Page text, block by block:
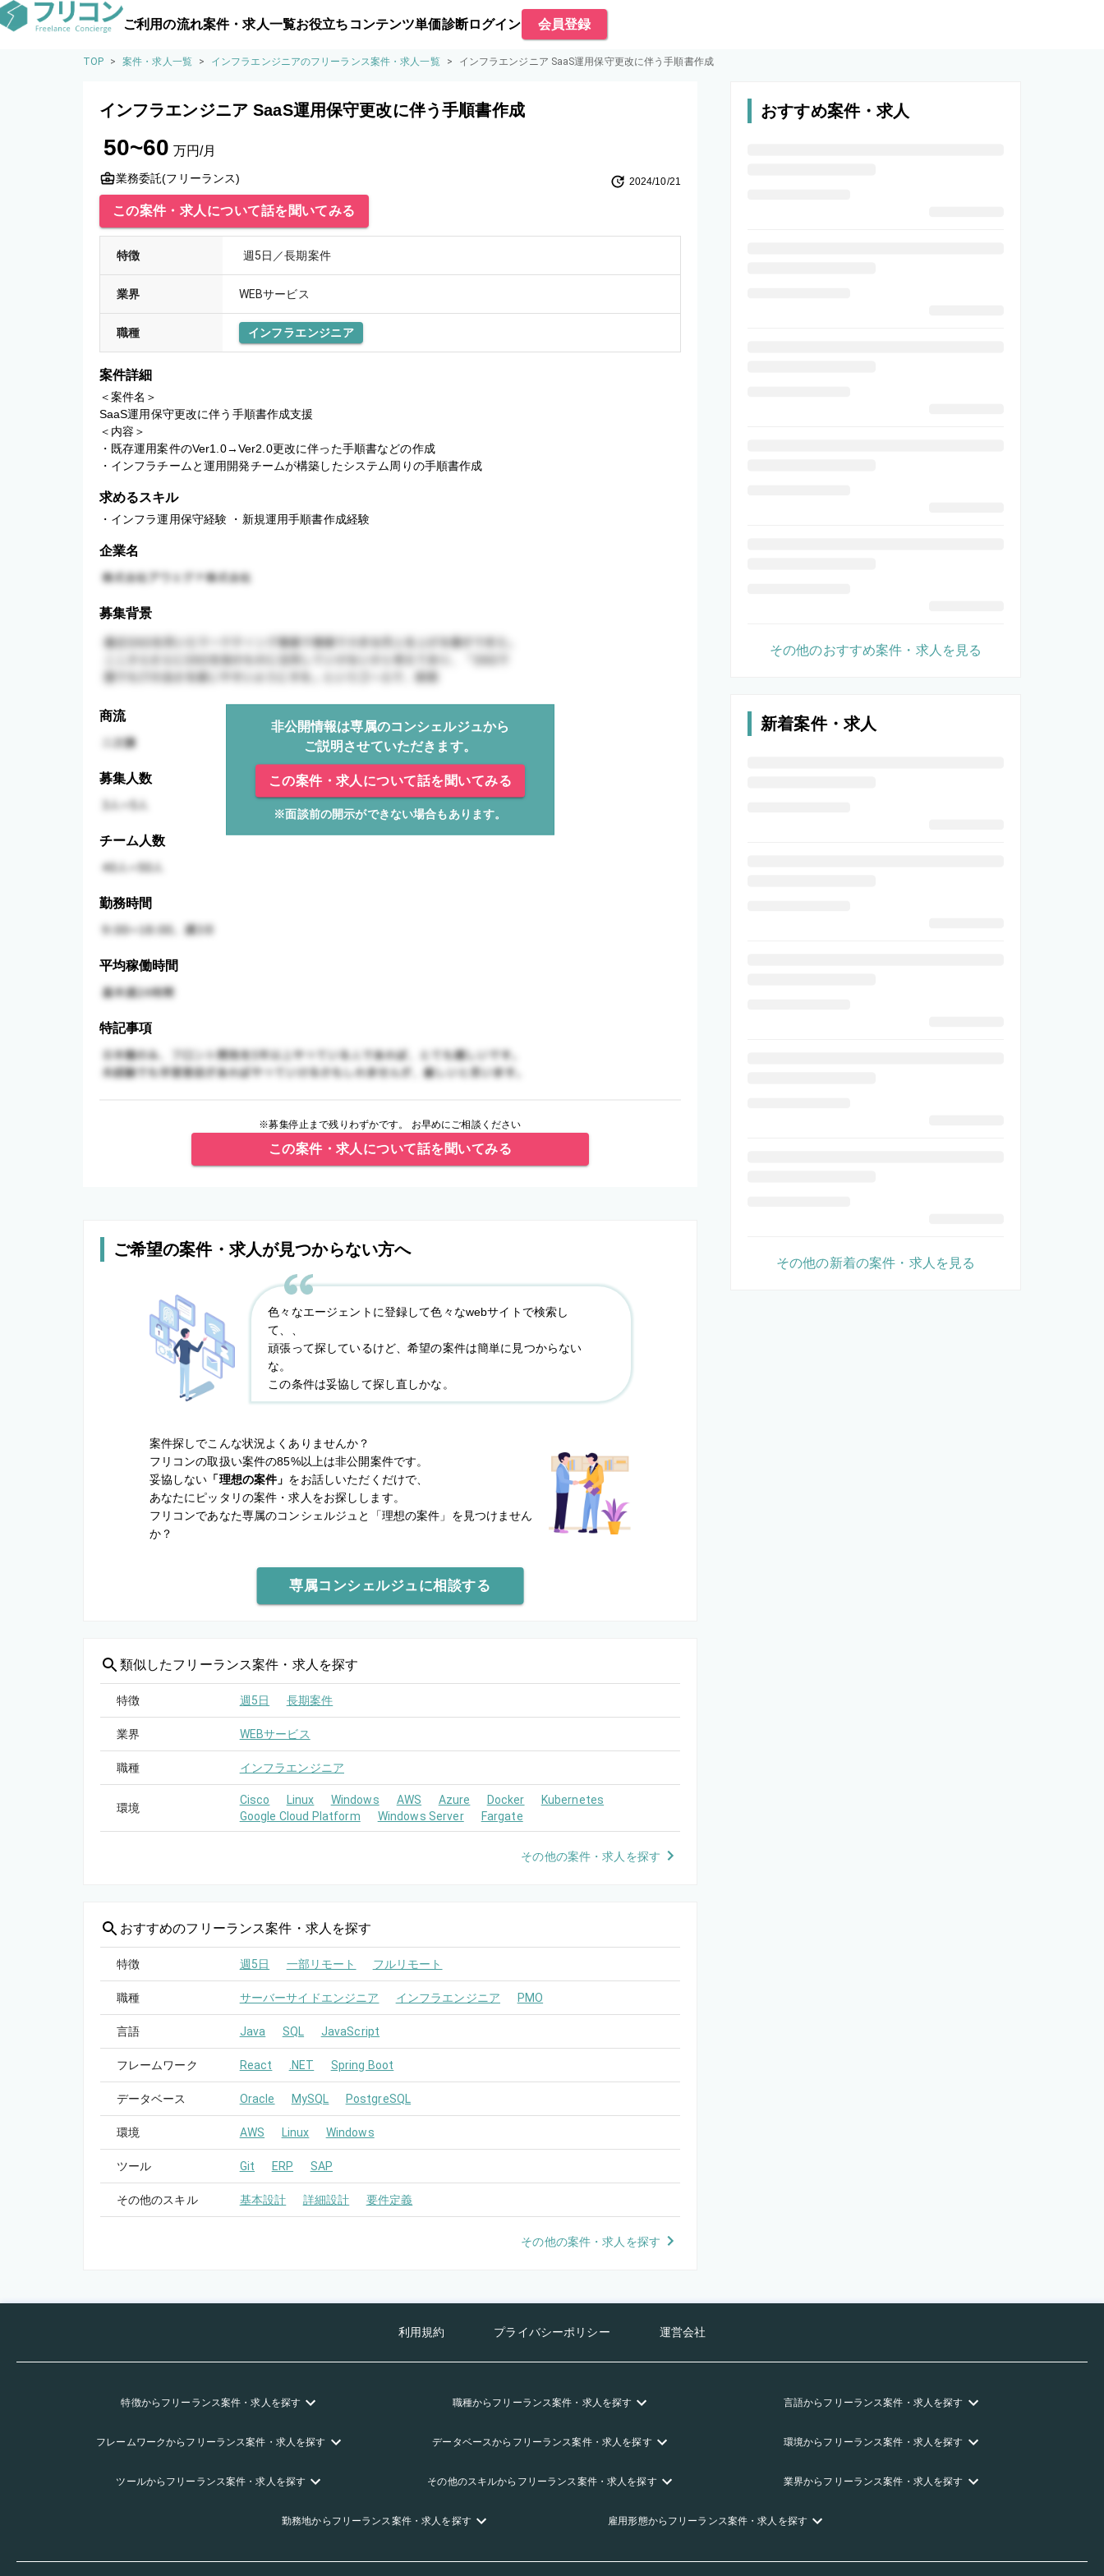
ご利用の流れ案件・求人一覧お役立ちコンテンツ単価診断ログイン 会員登録
TOP > 案件・求人一覧 > インフラエンジニアのフリーランス案件・求人一覧 > インフラエンジニア SaaS運用保守更改に伴う手順書作成
インフラエンジニア SaaS運用保守更改に伴う手順書作成
50~60 万円/月
業務委託(フリーランス) 2024/10/21
この案件・求人について話を聞いてみる
特徴 週5日／長期案件
業界 WEBサービス
職種 インフラエンジニア
案件詳細
＜案件名＞
SaaS運用保守更改に伴う手順書作成支援
＜内容＞
・既存運用案件のVer1.0→Ver2.0更改に伴った手順書などの作成
・インフラチームと運用開発チームが構築したシステム周りの手順書作成
求めるスキル
・インフラ運用保守経験 ・新規運用手順書作成経験
企業名
募集背景
商流
非公開情報は専属のコンシェルジュから
ご説明させていただきます。
この案件・求人について話を聞いてみる
※面談前の開示ができない場合もあります。
募集人数
チーム人数
勤務時間
平均稼働時間
特記事項
※募集停止まで残りわずかです。 お早めにご相談ください
この案件・求人について話を聞いてみる
ご希望の案件・求人が見つからない方へ
色々なエージェントに登録して色々なwebサイトで検索し
て、、
頑張って探しているけど、希望の案件は簡単に見つからない
な。
この条件は妥協して探し直しかな。
案件探しでこんな状況よくありませんか？
フリコンの取扱い案件の85%以上は非公開案件です。
妥協しない 「理想の案件」 をお話しいただくだけで、
あなたにピッタリの案件・求人をお探しします。
フリコンであなた専属のコンシェルジュと
「理想の案件」を見つけません
か？
専属コンシェルジュに相談する
類似したフリーランス案件・求人を探す
特徴 週5日 長期案件
業界 WEBサービス
職種 インフラエンジニア
環境
Cisco Linux Windows AWS Azure Docker
Kubernetes
Google Cloud Platform
Windows Server Fargate
その他の案件・求人を探す
おすすめのフリーランス案件・求人を探す
特徴 週5日 一部リモート フルリモート
職種 サーバーサイドエンジニア インフラエンジニア PMO
言語 Java SQL JavaScript
フレームワーク React .NET Spring Boot
データベース Oracle MySQL PostgreSQL
環境 AWS Linux Windows
ツール Git ERP SAP
その他のスキル 基本設計 詳細設計 要件定義
その他の案件・求人を探す
おすすめ案件・求人
その他のおすすめ案件・求人を見る
新着案件・求人
その他の新着の案件・求人を見る
利用規約 プライバシーポリシー 運営会社
特徴からフリーランス案件・求人を探す 職種からフリーランス案件・求人を探す 言語からフリーランス案件・求人を探す
フレームワークからフリーランス案件・求人を探す データベースからフリーランス案件・求人を探す 環境からフリーランス案件・求人を探す
ツールからフリーランス案件・求人を探す その他のスキルからフリーランス案件・求人を探す 業界からフリーランス案件・求人を探す
勤務地からフリーランス案件・求人を探す 雇用形態からフリーランス案件・求人を探す